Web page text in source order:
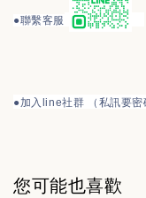
●聯繫客服
●加入line社群 （私訊要密
您可能也喜歡